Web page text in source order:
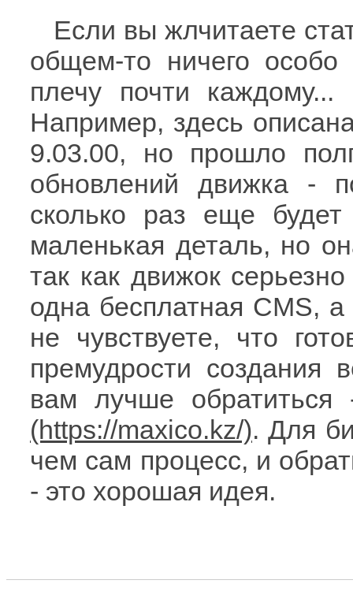
Если вы жлчитаете
общем-то ничего
плечу почти
Например, здесь
9.03.00, но прошло
обновлений движка -
сколько раз еще
маленькая деталь, но
так как движок
одна бесплатная CMS,
не чувствуете, что
премудрости создания
вам лучше
. Для
чем сам процесс, и
- это хорошая идея.